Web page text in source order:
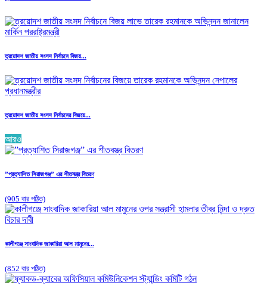
ত্রয়োদশ জাতীয় সংসদ নির্বাচনে বিজয়...
ত্রয়োদশ জাতীয় সংসদ নির্বাচনের বিজয়ে...
আরও
”প্রত্যাশিত সিরাজগঞ্জ” এর শীতবস্ত্র বিতরণ
(905 বার পঠিত)
কালীগঞ্জে সাংবাদিক জাকারিয়া আল মামুনের...
(852 বার পঠিত)